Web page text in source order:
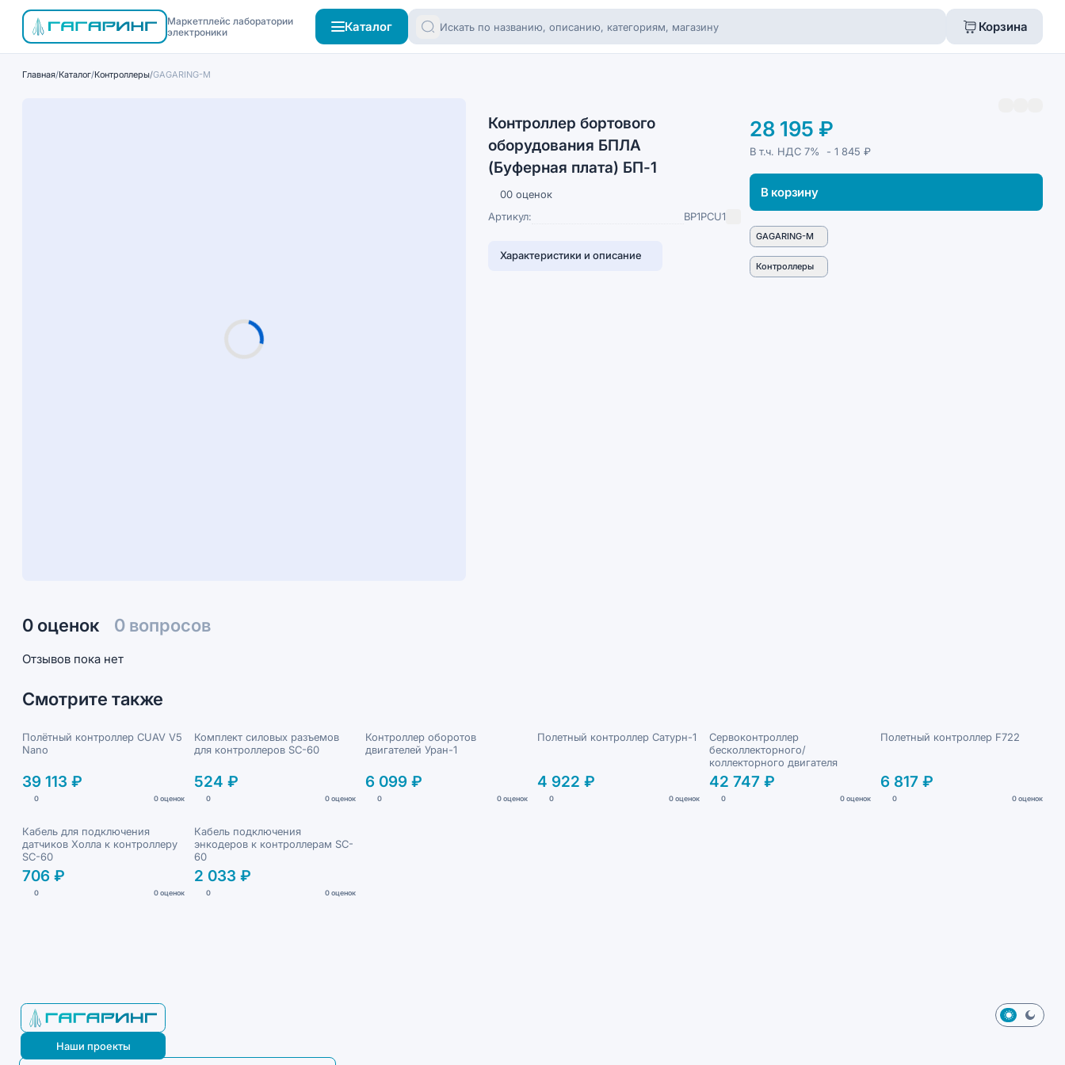
Маркетплейс лаборатории
электроники
Каталог Корзина
Главная/Каталог/Контроллеры/GAGARING-M
Контроллер бортового
оборудования БПЛА
(Буферная плата) БП-1
00 оценок
Артикул:
BP1PCU1
Характеристики и описание
28 195 ₽
В т.ч. НДС 7% - 1 845 ₽
В корзину
GAGARING-M
Контроллеры
0 оценок 0 вопросов
Отзывов пока нет
Смотрите также
Полётный контроллер CUAV V5
Nano
39 113 ₽
0 0 оценок
Комплект силовых разъемов
для контроллеров SC-60
524 ₽
0 0 оценок
Контроллер оборотов
двигателей Уран-1
6 099 ₽
0 0 оценок
Полетный контроллер Сатурн-1
4 922 ₽
0 0 оценок
Сервоконтроллер
бесколлекторного/
коллекторного двигателя
42 747 ₽
0 0 оценок
Полетный контроллер F722
6 817 ₽
0 0 оценок
Кабель для подключения
датчиков Холла к контроллеру
SC-60
706 ₽
0 0 оценок
Кабель подключения
энкодеров к контроллерам SC-
60
2 033 ₽
0 0 оценок
Наши проекты